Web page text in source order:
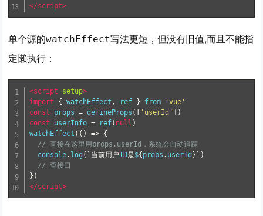
</script>
单个源的watchEffect写法更短，但没有旧值,而且不能指
定懒执行：
<script setup>
import
{ watchEffect , ref } from
'vue'
const
props = defineProps ([ 'userId'
])
const
userInfo = ref( null )
watchEffect (() => {
// 直接在这里用props.userId，系统会自动追踪
  console
. log (`当前用户ID是${ props . userId }`)
// 查接口
})
</script>